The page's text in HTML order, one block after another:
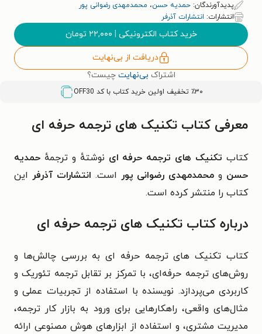
پدیدآورندگان: حمدیه حسن، محمدمهدی رضوانی پور
انتشارات: انتشارات آذرفر
خرید کتاب الکترونیکی | ۲۲,۰۰۰ تومان
دریافت از بی‌نهایت
اشتراک بی‌نهایت چیست؟
٪۳۰ تخفیف اولین خرید کتاب با کد OFF30
معرفی کتاب تکنیک های ترجمه حرفه ای
کتاب تکنیک های ترجمه حرفه ای نوشتهٔ و ترجمهٔ حمدیه
حسن و محمدمهدی رضوانی پور است. انتشارات آذرفر این
کتاب را منتشر کرده است.
درباره کتاب تکنیک های ترجمه حرفه ای
کتاب تکنیک های ترجمه حرفه ای به بررسی چالش‌ها و
روش‌های ترجمه حرفه‌ای، با تمرکز بر تقابل ترجمه تئوریک و
کاربردی می‌پردازد. نویسنده با استفاده از تجربیات عملی و
مثال‌های واقعی، راهکارهایی برای ورود به بازار کار ترجمه،
مدیریت مشتری، و استفاده از ابزارهای هوش مصنوعی ارائه